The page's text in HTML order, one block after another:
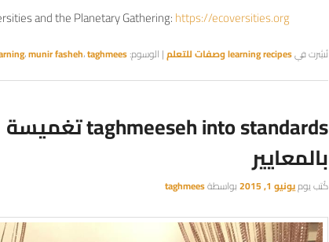
and the Planetary Gathering:https://ecoversities.org
نُشِرت فيlearning recipes وصفات للتعلم | الوسوم: ،munir fasheh،taghmees
taghmeeseh into standards تغميسة
بالمعايير
كُتب يوميونيو 1, 2015 بواسطةtaghmees